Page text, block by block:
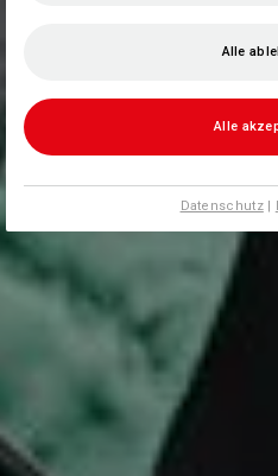
Alle
Alle
Datenschutz|